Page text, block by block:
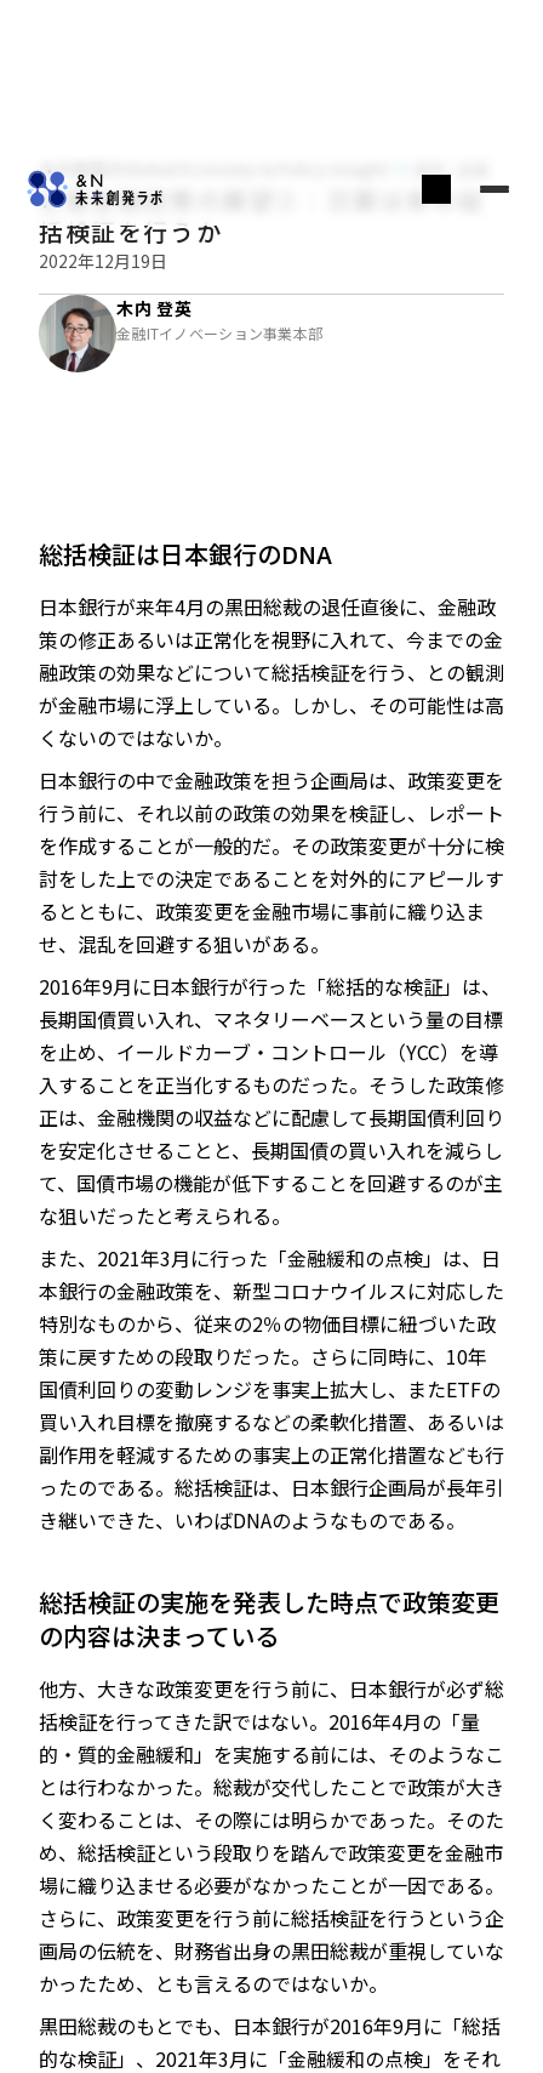
JP EN
木内登英のGlobal Economy & Policy Insight
日銀金融政策の展望②：日銀は来年総
括検証を行うか
2022年12月19日
木内 登英
金融ITイノベーション事業本部
総括検証は日本銀行のDNA
日本銀行が来年4月の黒田総裁の退任直後に、金融政
策の修正あるいは正常化を視野に入れて、今までの金
融政策の効果などについて総括検証を行う、との観測
が金融市場に浮上している。しかし、その可能性は高
くないのではないか。
日本銀行の中で金融政策を担う企画局は、政策変更を
行う前に、それ以前の政策の効果を検証し、レポート
を作成することが一般的だ。その政策変更が十分に検
討をした上での決定であることを対外的にアピールす
るとともに、政策変更を金融市場に事前に織り込ま
せ、混乱を回避する狙いがある。
2016年9月に日本銀行が行った「総括的な検証」は、
長期国債買い入れ、マネタリーベースという量の目標
を止め、イールドカーブ・コントロール（YCC）を導
入することを正当化するものだった。そうした政策修
正は、金融機関の収益などに配慮して長期国債利回り
を安定化させることと、長期国債の買い入れを減らし
て、国債市場の機能が低下することを回避するのが主
な狙いだったと考えられる。
また、2021年3月に行った「金融緩和の点検」は、日
本銀行の金融政策を、新型コロナウイルスに対応した
特別なものから、従来の2％の物価目標に紐づいた政
策に戻すための段取りだった。さらに同時に、10年
国債利回りの変動レンジを事実上拡大し、またETFの
買い入れ目標を撤廃するなどの柔軟化措置、あるいは
副作用を軽減するための事実上の正常化措置なども行
ったのである。総括検証は、日本銀行企画局が長年引
き継いできた、いわばDNAのようなものである。
総括検証の実施を発表した時点で政策変更
の内容は決まっている
他方、大きな政策変更を行う前に、日本銀行が必ず総
括検証を行ってきた訳ではない。2016年4月の「量
的・質的金融緩和」を実施する前には、そのようなこ
とは行わなかった。総裁が交代したことで政策が大き
く変わることは、その際には明らかであった。そのた
め、総括検証という段取りを踏んで政策変更を金融市
場に織り込ませる必要がなかったことが一因である。
さらに、政策変更を行う前に総括検証を行うという企
画局の伝統を、財務省出身の黒田総裁が重視していな
かったため、とも言えるのではないか。
黒田総裁のもとでも、日本銀行が2016年9月に「総括
的な検証」、2021年3月に「金融緩和の点検」をそれ